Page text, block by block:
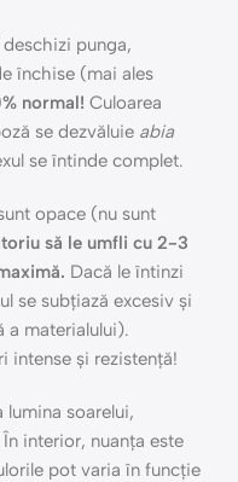
punga,
închise (mai ales
normal! Culoarea
se dezvăluie abia
se întinde complet.
opace (nu sunt
să le umfli cu 2-3
Dacă le întinzi
se subțiază excesiv și
a materialului).
intense și rezistență!
lumina soarelui,
interior, nuanța este
pot varia în funcție